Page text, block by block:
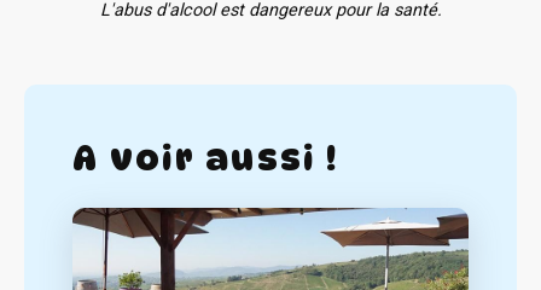
L'abus d'alcool est dangereux pour la santé.
A voir aussi !